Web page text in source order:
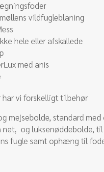
vildfugleblaning
hele eller afskallede
med anis
har vi forskelligt tilbehør
mejsebolde, standard med
net, og luksenøddebolde, til
fugle samt ophæng til